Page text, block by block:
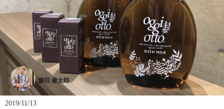
藤田 健太郎
2019/11/13